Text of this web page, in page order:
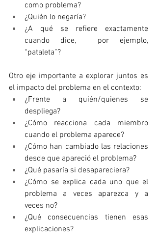
como problema?
¿Quién lo negaría?
¿A qué se refiere exactamente
cuando dice,  por ejemplo,
“pataleta”?
Otro eje importante a explorar juntos es
el impacto del problema en el contexto:
¿Frente a quién/quienes se
despliega?
¿Cómo reacciona cada miembro
cuando el problema aparece?
¿Cómo han cambiado las relaciones
desde que apareció el problema?
¿Qué pasaría si desapareciera?
¿Cómo se explica cada uno que el
problema a veces aparezca y a
veces no?
¿Qué consecuencias tienen esas
explicaciones?